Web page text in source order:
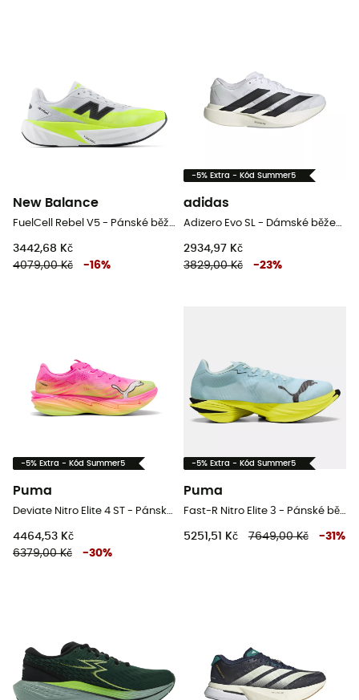
New Balance
FuelCell Rebel V5 - Pánské běžecké boty
3442,68 Kč
4079,00 Kč
-16%
-5% Extra - Kód Summer5
adidas
Adizero Evo SL - Dámské běžecké boty
2934,97 Kč
3829,00 Kč
-23%
-5% Extra - Kód Summer5
Puma
Deviate Nitro Elite 4 ST - Pánské běžecké boty
4464,53 Kč
6379,00 Kč
-30%
-5% Extra - Kód Summer5
Puma
Fast-R Nitro Elite 3 - Pánské běžecké boty
5251,51 Kč 7649,00 Kč -31 %